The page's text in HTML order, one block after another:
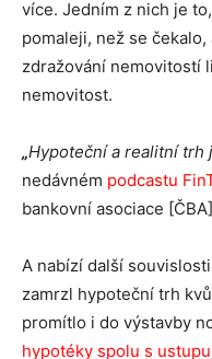
více. Jedním z nich je
pomaleji, než se
zdražování nemovitostí
nemovitost.
„Hypoteční a realitní trh
nedávném podcastu
bankovní asociace
A nabízí další
zamrzl hypoteční trh
promítlo i do výstavby
hypotéky spolu s